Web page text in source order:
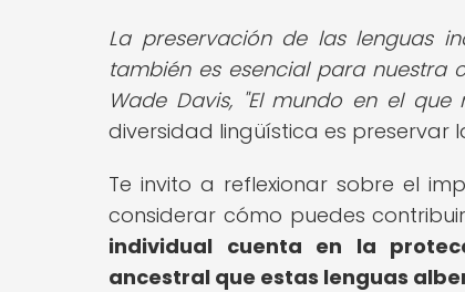
La preservación de las lenguas
también es esencial para nuestra
Wade Davis, "El mundo en el
diversidad lingüística es preservar
Te invito a reflexionar sobre el
considerar cómo puedes
individual cuenta en la
ancestral que estas lenguas